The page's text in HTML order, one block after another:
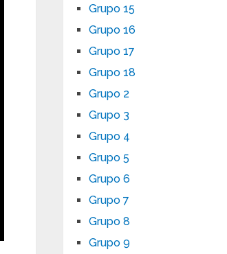
Grupo 15
Grupo 16
Grupo 17
Grupo 18
Grupo 2
Grupo 3
Grupo 4
Grupo 5
Grupo 6
Grupo 7
Grupo 8
Grupo 9